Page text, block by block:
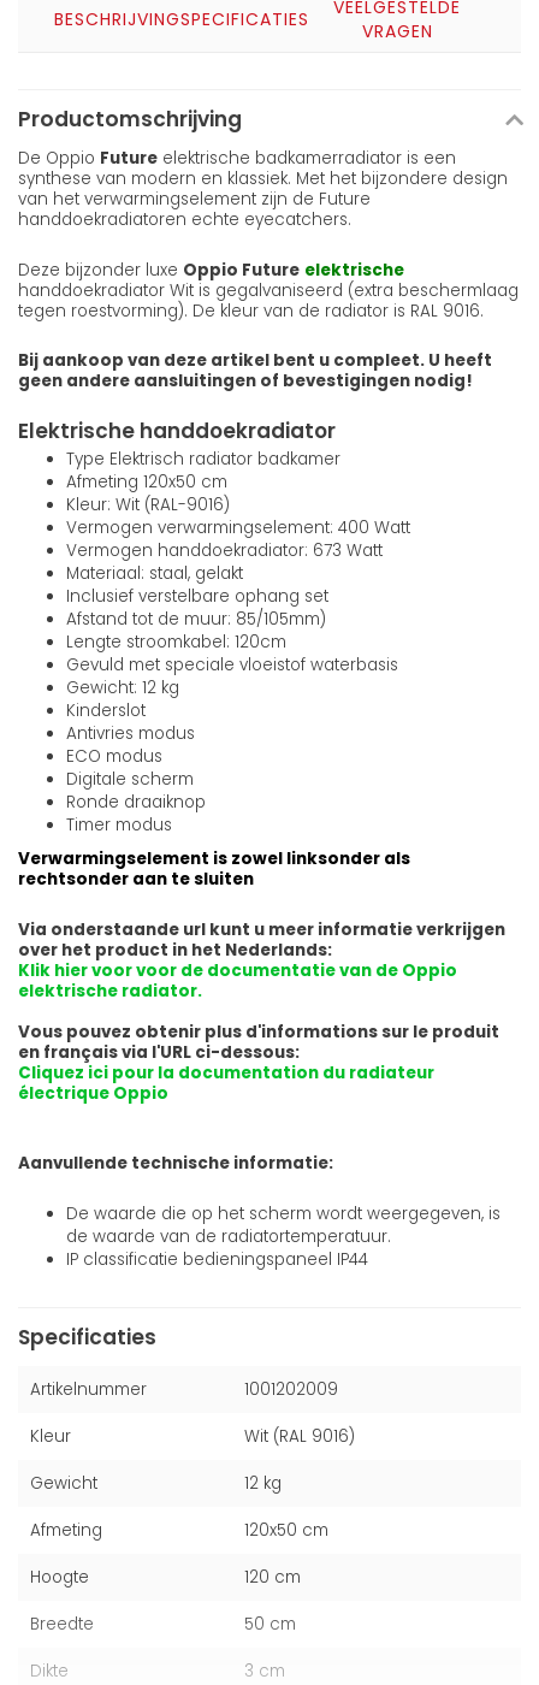
BESCHRIJVINGSPECIFICATIES
VEELGESTELDE
VRAGEN
Productomschrijving
De Oppio Future elektrische badkamerradiator is een
synthese van modern en klassiek. Met het bijzondere design
van het verwarmingselement zijn de Future
handdoekradiatoren echte eyecatchers.
Deze bijzonder luxe Oppio Future elektrische
handdoekradiator Wit is gegalvaniseerd (extra beschermlaag
tegen roestvorming). De kleur van de radiator is RAL 9016.
Bij aankoop van deze artikel bent u compleet. U heeft
geen andere aansluitingen of bevestigingen nodig!
Elektrische handdoekradiator
Type Elektrisch radiator badkamer
Afmeting 120x50 cm
Kleur: Wit (RAL-9016)
Vermogen verwarmingselement: 400 Watt
Vermogen handdoekradiator: 673 Watt
Materiaal: staal, gelakt
Inclusief verstelbare ophang set
Afstand tot de muur: 85/105mm)
Lengte stroomkabel: 120cm
Gevuld met speciale vloeistof waterbasis
Gewicht: 12 kg
Kinderslot
Antivries modus
ECO modus
Digitale scherm
Ronde draaiknop
Timer modus
Verwarmingselement is zowel linksonder als
rechtsonder aan te sluiten
Via onderstaande url kunt u meer informatie verkrijgen
over het product in het Nederlands:
Klik hier voor voor de documentatie van de Oppio
elektrische radiator.
Vous pouvez obtenir plus d'informations sur le produit
en français via l'URL ci-dessous:
Cliquez ici pour la documentation du radiateur
électrique Oppio
Aanvullende technische informatie:
De waarde die op het scherm wordt weergegeven, is
de waarde van de radiatortemperatuur.
IP classificatie bedieningspaneel IP44
Specificaties
Artikelnummer 1001202009
Kleur Wit (RAL 9016)
Gewicht 12 kg
Afmeting 120x50 cm
Hoogte 120 cm
Breedte 50 cm
Dikte 3 cm